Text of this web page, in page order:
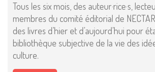
Tous les six mois, des auteur·rice·s,
membres du comité éditorial de
des livres d’hier et d’aujourd’hui pour
bibliothèque subjective de la vie des
culture.